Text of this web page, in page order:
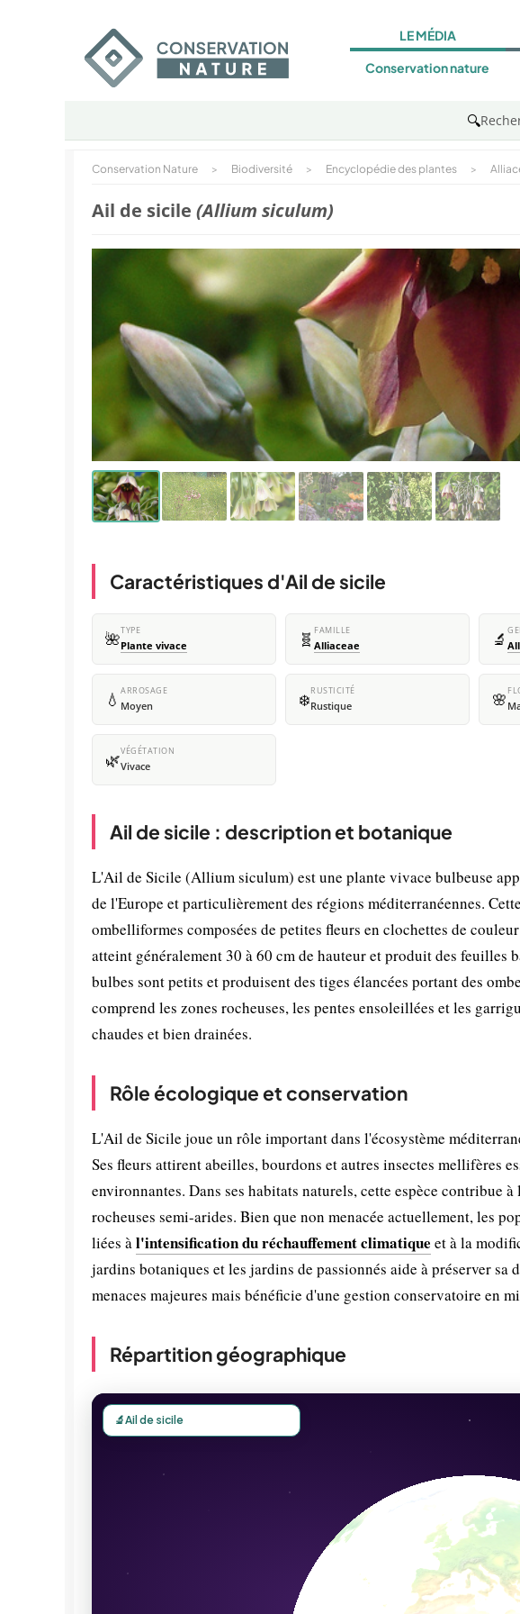
LE MÉDIA
Conservation nature
🔍
Conservation Nature > Biodiversité > Encyclopédie des plantes >
Ail de sicile (Allium siculum)
Caractéristiques d'Ail de sicile
🌺TYPE
Plante vivace 🧬 FAMILLE
Alliaceae 🔬
💧 ARROSAGE
Moyen ❄️RUSTICITÉ
Rustique 🌸
🌿VÉGÉTATION
Vivace
Ail de sicile : description et botanique
L'Ail de Sicile (Allium siculum) est une plante vivace bulbeuse
de l'Europe et particulièrement des régions méditerranéennes.
ombelliformes composées de petites fleurs en clochettes de
atteint généralement 30 à 60 cm de hauteur et produit des feuilles
bulbes sont petits et produisent des tiges élancées portant des
comprend les zones rocheuses, les pentes ensoleillées et les
chaudes et bien drainées.
Rôle écologique et conservation
L'Ail de Sicile joue un rôle important dans l'écosystème
Ses fleurs attirent abeilles, bourdons et autres insectes mellifères
environnantes. Dans ses habitats naturels, cette espèce contribue
rocheuses semi-arides. Bien que non menacée actuellement, les
liées àl'intensification du réchauffement climatique et à la
jardins botaniques et les jardins de passionnés aide à préserver sa
menaces majeures mais bénéficie d'une gestion conservatoire en
Répartition géographique